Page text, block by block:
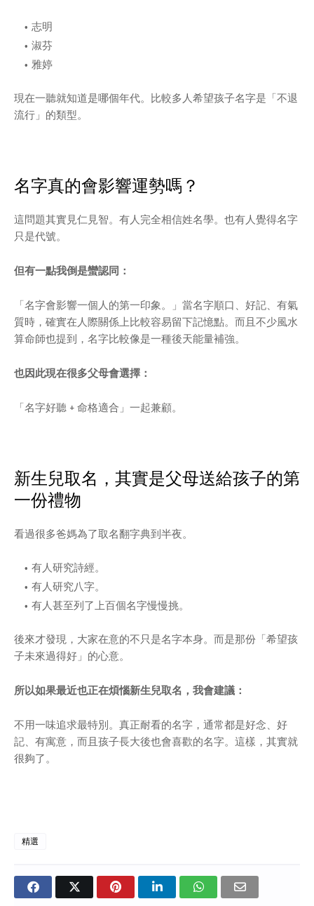
志明
淑芬
雅婷
現在一聽就知道是哪個年代。比較多人希望孩子名字是「不退
流行」的類型。
名字真的會影響運勢嗎？
這問題其實見仁見智。有人完全相信姓名學。也有人覺得名字
只是代號。
但有一點我倒是蠻認同：
「名字會影響一個人的第一印象。」當名字順口、好記、有氣
質時，確實在人際關係上比較容易留下記憶點。而且不少風水
算命師也提到，名字比較像是一種後天能量補強。
也因此現在很多父母會選擇：
「名字好聽 + 命格適合」一起兼顧。
新生兒取名，其實是父母送給孩子的第
一份禮物
看過很多爸媽為了取名翻字典到半夜。
有人研究詩經。
有人研究八字。
有人甚至列了上百個名字慢慢挑。
後來才發現，大家在意的不只是名字本身。而是那份「希望孩
子未來過得好」的心意。
所以如果最近也正在煩惱新生兒取名，我會建議：
不用一味追求最特別。真正耐看的名字，通常都是好念、好
記、有寓意，而且孩子長大後也會喜歡的名字。這樣，其實就
很夠了。
精選